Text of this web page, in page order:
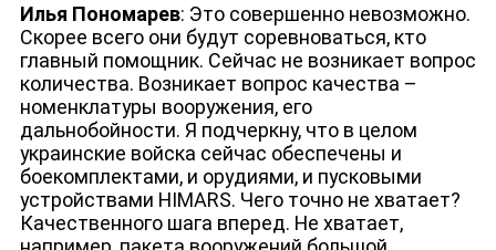
Илья Пономарев: Это совершенно невозможно.
Скорее всего они будут соревноваться, кто
главный помощник. Сейчас не возникает вопрос
количества. Возникает вопрос качества –
номенклатуры вооружения, его
дальнобойности. Я подчеркну, что в целом
украинские войска сейчас обеспечены и
боекомплектами, и орудиями, и пусковыми
устройствами HIMARS. Чего точно не хватает?
Качественного шага вперед. Не хватает,